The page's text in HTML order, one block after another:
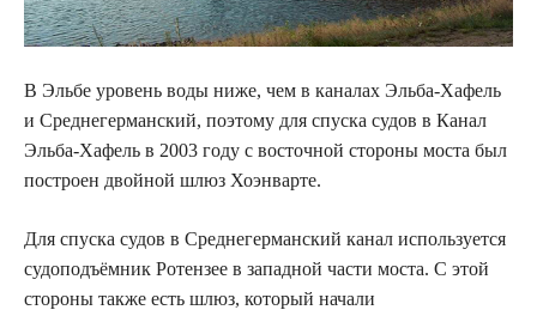
В Эльбе уровень воды ниже, чем в каналах Эльба-Хафель
и Среднегерманский, поэтому для спуска судов в Канал
Эльба-Хафель в 2003 году с восточной стороны моста был
построен двойной шлюз Хоэнварте.
Для спуска судов в Среднегерманский канал используется
судоподъёмник Ротензее в западной части моста. С этой
стороны также есть шлюз, который начали